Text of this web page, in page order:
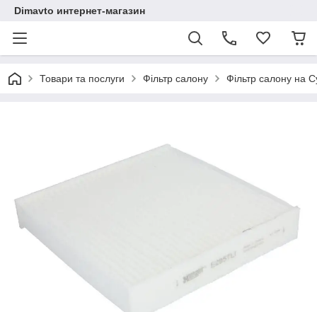
Dimavto интернет-магазин
Товари та послуги Фільтр салону Фільтр салону на